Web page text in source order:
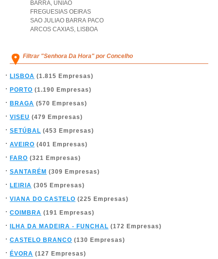
BARRA, UNIAO
FREGUESIAS OEIRAS
SAO JULIAO BARRA PACO
ARCOS CAXIAS, LISBOA
Filtrar "Senhora Da Hora" por Concelho
LISBOA (1.815 Empresas)
PORTO (1.190 Empresas)
BRAGA (570 Empresas)
VISEU (479 Empresas)
SETÚBAL (453 Empresas)
AVEIRO (401 Empresas)
FARO (321 Empresas)
SANTARÉM (309 Empresas)
LEIRIA (305 Empresas)
VIANA DO CASTELO (225 Empresas)
COIMBRA (191 Empresas)
ILHA DA MADEIRA - FUNCHAL (172 Empresas)
CASTELO BRANCO (130 Empresas)
ÉVORA (127 Empresas)